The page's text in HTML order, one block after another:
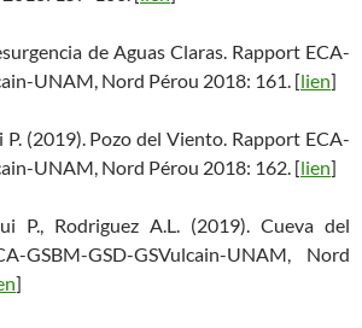
de Aguas Claras. Rapport ECA-
UNAM, Nord Pérou 2018: 161. [lien]
P. (2019). Pozo del Viento. Rapport ECA-
UNAM, Nord Pérou 2018: 162. [lien]
P., Rodriguez A.L. (2019). Cueva del
GSBM-GSD-GSVulcain-UNAM, Nord
]